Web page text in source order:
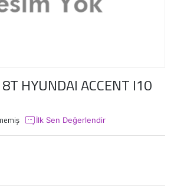
HYUNDAI ACCENT I10
İlk Sen Değerlendir